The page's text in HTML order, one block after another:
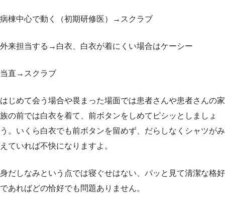
病棟中心で動く（初期研修医）→スクラブ
外来担当する→白衣、白衣が着にくい場合はケーシー
当直→スクラブ
はじめて会う場合や畏まった場面では患者さんや患者さんの家
族の前では白衣を着て、前ボタンをしめてピシッとしましょ
う。いくら白衣でも前ボタンを留めず、だらしなくシャツがみ
えていれば不快になりますよ。
身だしなみという点では寝ぐせはない、パッと見て清潔な格好
であればどの恰好でも問題ありません。